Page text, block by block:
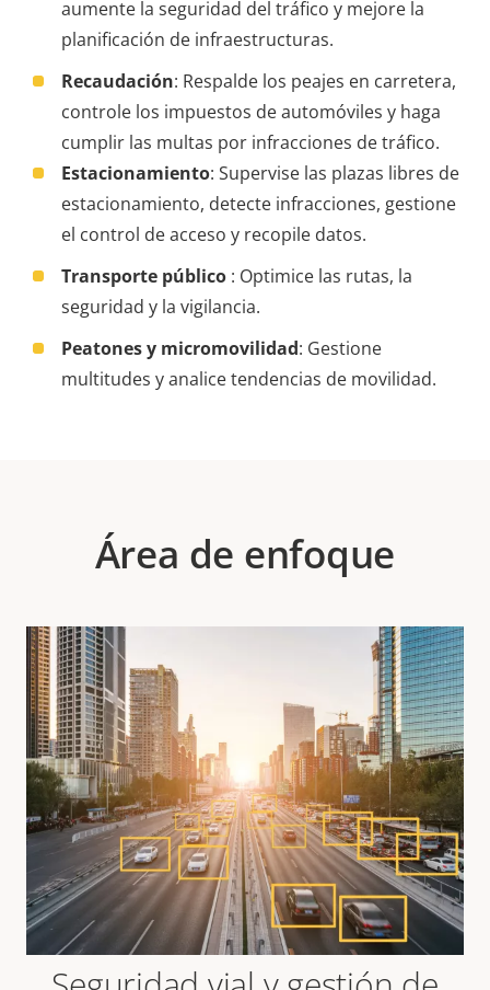
aumente la seguridad del tráfico y mejore la
planificación de infraestructuras.
Recaudación: Respalde los peajes en carretera,
controle los impuestos de automóviles y haga
cumplir las multas por infracciones de tráfico.
Estacionamiento: Supervise las plazas libres de
estacionamiento, detecte infracciones, gestione
el control de acceso y recopile datos.
Transporte público : Optimice las rutas, la
seguridad y la vigilancia.
Peatones y micromovilidad: Gestione
multitudes y analice tendencias de movilidad.
Área de enfoque